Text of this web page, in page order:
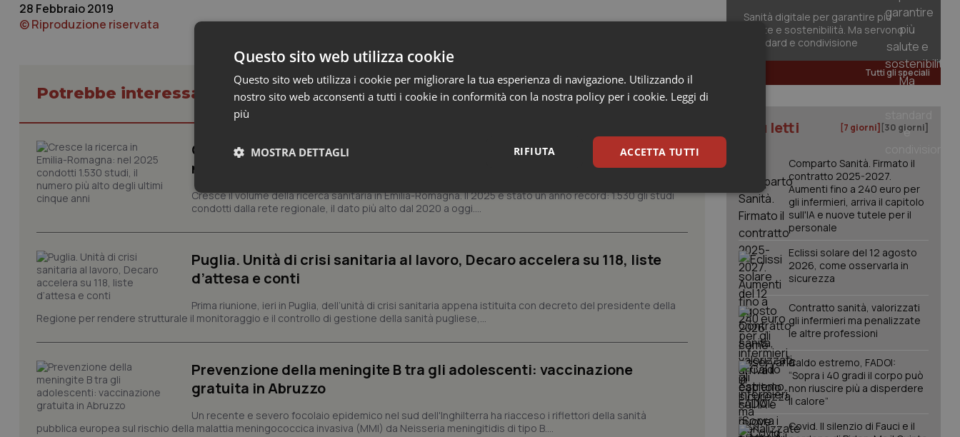
28 Febbraio 2019
© Riproduzione riservata
Potrebbe interessarti in Abruzzo
Cresce la ricerca in Emilia-Romagna: nel 2025 condotti 1.530 studi, il
numero più alto degli ultimi cinque anni
Cresce il volume della ricerca sanitaria in Emilia-Romagna. Il 2025 è stato un anno record: 1.530 gli studi
condotti dalla rete regionale, il dato più alto dal 2020 a oggi....
Puglia. Unità di crisi sanitaria al lavoro, Decaro accelera su 118, liste
d’attesa e conti
Prima riunione, ieri in Puglia, dell’unità di crisi sanitaria appena istituita con decreto del presidente della
Regione per rendere strutturale il monitoraggio e il controllo di gestione della sanità pugliese,...
Prevenzione della meningite B tra gli adolescenti: vaccinazione
gratuita in Abruzzo
Un recente e severo focolaio epidemico nel sud dell'Inghilterra ha riacceso i riflettori della sanità
pubblica europea sul rischio della malattia meningococcica invasiva (MMI) da Neisseria meningitidis di tipo B....
Sanità digitale per garantire più
salute e sostenibilità. Ma servono
standard e condivisione
Tutti gli speciali
I più letti [7 giorni] [30 giorni]
Comparto Sanità. Firmato il
contratto 2025-2027.
Aumenti fino a 240 euro per
gli infermieri, arriva il capitolo
sull'IA e nuove tutele per il
personale
Eclissi solare del 12 agosto
2026, come osservarla in
sicurezza
Contratto sanità, valorizzati
gli infermieri ma penalizzate
le altre professioni
Caldo estremo, FADOI:
“Sopra i 40 gradi il corpo può
non riuscire più a disperdere
il calore”
Covid. Il silenzio di Fauci e il
Questo sito web utilizza cookie
Questo sito web utilizza i cookie per migliorare la tua esperienza di navigazione. Utilizzando il
nostro sito web acconsenti a tutti i cookie in conformità con la nostra policy per i cookie. Leggi di
più
ACCETTA TUTTI
RIFIUTA
MOSTRA DETTAGLI
Necessari Statistici Marketing
I cookie necessari contribuiscono a rendere fruibile il sito web abilitandone funzionalità di base quali la navigazione sulle pagine
VISITOR_PRIVACY_METADATA
YouTube
5 mesi 4
Questo cookie viene utilizzato per memorizzare le
impostazioni sulla privacy, garantendo che le loro
preferenze siano onorate nelle sessioni future.